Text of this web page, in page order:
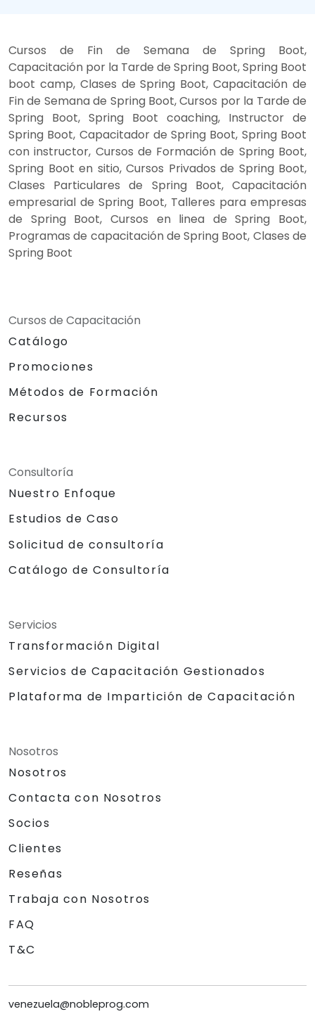
Cursos de Fin de Semana de Spring Boot,
Capacitación por la Tarde de Spring Boot, Spring Boot
boot camp, Clases de Spring Boot, Capacitación de
Fin de Semana de Spring Boot, Cursos por la Tarde de
Spring Boot, Spring Boot coaching, Instructor de
Spring Boot, Capacitador de Spring Boot, Spring Boot
con instructor, Cursos de Formación de Spring Boot,
Spring Boot en sitio, Cursos Privados de Spring Boot,
Clases Particulares de Spring Boot, Capacitación
empresarial de Spring Boot, Talleres para empresas
de Spring Boot, Cursos en linea de Spring Boot,
Programas de capacitación de Spring Boot, Clases de
Spring Boot
Cursos de Capacitación
Catálogo
Promociones
Métodos de Formación
Recursos
Consultoría
Nuestro Enfoque
Estudios de Caso
Solicitud de consultoría
Catálogo de Consultoría
Servicios
Transformación Digital
Servicios de Capacitación Gestionados
Plataforma de Impartición de Capacitación
Nosotros
Nosotros
Contacta con Nosotros
Socios
Clientes
Reseñas
Trabaja con Nosotros
FAQ
T&C
venezuela@nobleprog.com